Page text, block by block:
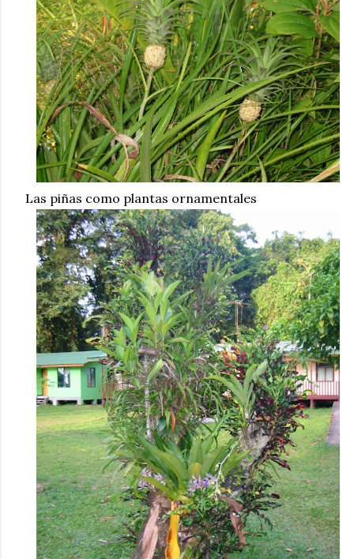
Las piñas como plantas ornamentales